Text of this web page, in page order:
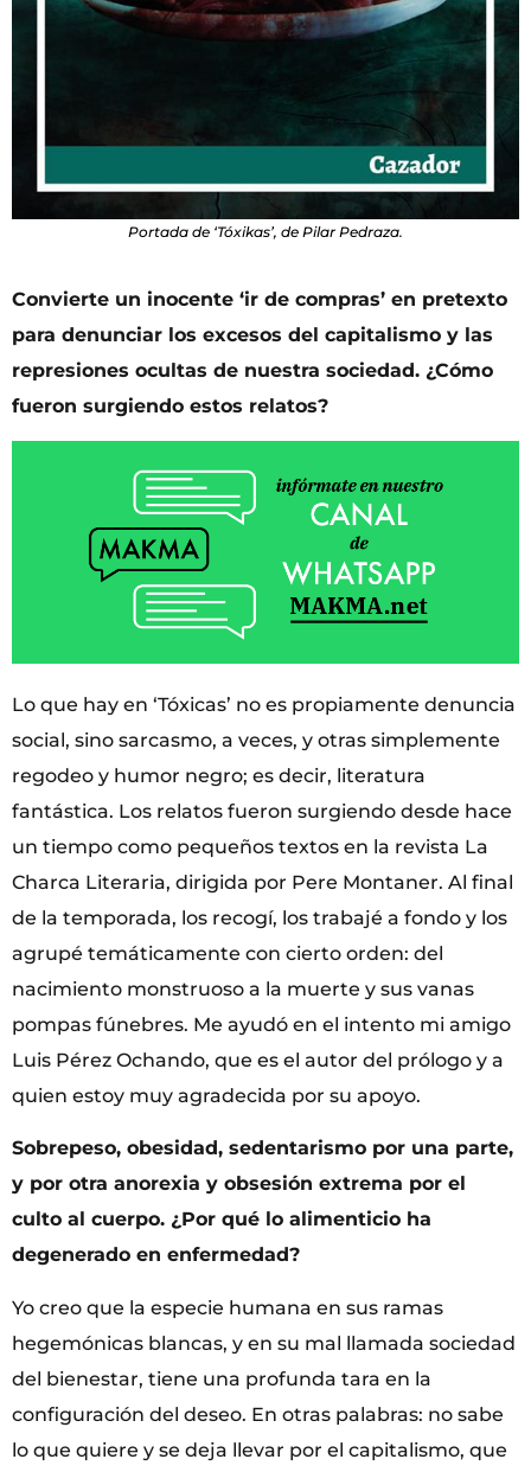
Portada de ‘Tóxikas’, de Pilar Pedraza.
Convierte un inocente ‘ir de compras’ en pretexto
para denunciar los excesos del capitalismo y las
represiones ocultas de nuestra sociedad. ¿Cómo
fueron surgiendo estos relatos?
Lo que hay en ‘Tóxicas’ no es propiamente denuncia
social, sino sarcasmo, a veces, y otras simplemente
regodeo y humor negro; es decir, literatura
fantástica. Los relatos fueron surgiendo desde hace
un tiempo como pequeños textos en la revista La
Charca Literaria, dirigida por Pere Montaner. Al final
de la temporada, los recogí, los trabajé a fondo y los
agrupé temáticamente con cierto orden: del
nacimiento monstruoso a la muerte y sus vanas
pompas fúnebres. Me ayudó en el intento mi amigo
Luis Pérez Ochando, que es el autor del prólogo y a
quien estoy muy agradecida por su apoyo.
Sobrepeso, obesidad, sedentarismo por una parte,
y por otra anorexia y obsesión extrema por el
culto al cuerpo. ¿Por qué lo alimenticio ha
degenerado en enfermedad?
Yo creo que la especie humana en sus ramas
hegemónicas blancas, y en su mal llamada sociedad
del bienestar, tiene una profunda tara en la
configuración del deseo. En otras palabras: no sabe
lo que quiere y se deja llevar por el capitalismo, que